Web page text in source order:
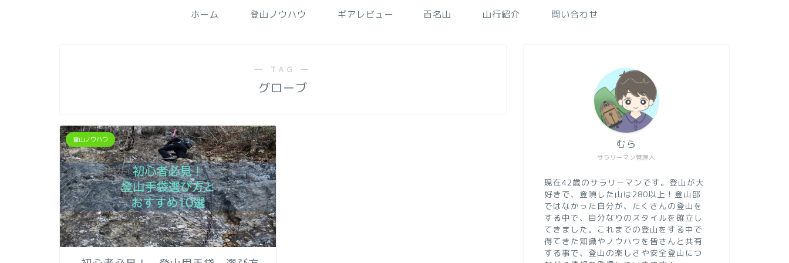
ホーム 登山ノウハウ ギアレビュー 百名山 山行紹介 問い合わせ
― TAG ―
グローブ
登山ノウハウ
サラリーマン管理人
むら
現在42歳のサラリーマンです。登山が大
好きで、登頂した山は280以上！登山部
ではなかった自分が、たくさんの登山を
する中で、自分なりのスタイルを確立し
てきました。これまでの登山をする中で
得てきた知識やノウハウを皆さんと共有
する事で、登山の楽しさや安全登山につ